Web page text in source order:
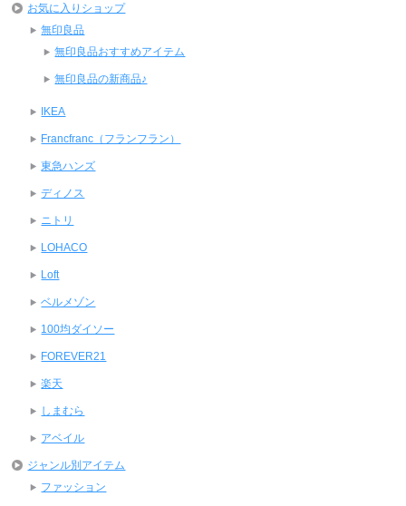
お気に入りショップ
無印良品
無印良品おすすめアイテム
無印良品の新商品♪
IKEA
Francfranc（フランフラン）
東急ハンズ
ディノス
ニトリ
LOHACO
Loft
ベルメゾン
100均ダイソー
FOREVER21
楽天
しまむら
アベイル
ジャンル別アイテム
ファッション